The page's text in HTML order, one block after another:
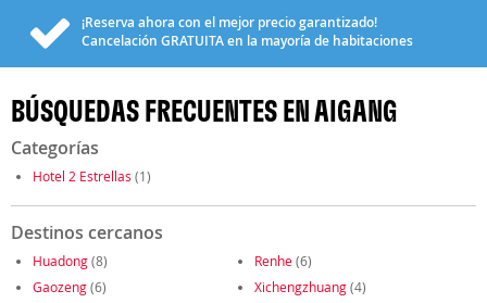
¡Reserva ahora con el mejor precio garantizado!
Cancelación GRATUITAen la mayoría de habitaciones
BÚSQUEDAS FRECUENTES EN AIGANG
Categorías
Hotel 2 Estrellas (1)
Destinos cercanos
Huadong(8) Renhe(6)
Gaozeng(6) Xichengzhuang(4)